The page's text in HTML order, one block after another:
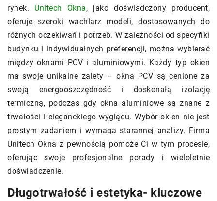
rynek. Unitech Okna, jako doświadczony producent,
oferuje szeroki wachlarz modeli, dostosowanych do
różnych oczekiwań i potrzeb. W zależności od specyfiki
budynku i indywidualnych preferencji, można wybierać
między oknami PCV i aluminiowymi. Każdy typ okien
ma swoje unikalne zalety – okna PCV są cenione za
swoją energooszczędność i doskonałą izolację
termiczną, podczas gdy okna aluminiowe są znane z
trwałości i eleganckiego wyglądu. Wybór okien nie jest
prostym zadaniem i wymaga starannej analizy. Firma
Unitech Okna z pewnością pomoże Ci w tym procesie,
oferując swoje profesjonalne porady i wieloletnie
doświadczenie.
Długotrwałość i estetyka- kluczowe